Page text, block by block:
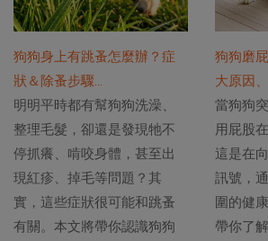
狗狗身上有跳蚤怎麼辦？症
狀＆除蚤步驟...
明明平時都有幫狗狗洗澡、
整理毛髮，卻還是發現牠不
停抓癢、啃咬身體，甚至出
現紅疹、掉毛等問題？其
實，這些症狀很可能和跳蚤
有關。本文將帶你認識狗狗
狗狗磨
大原因
當狗狗
用屁股
這是在
訊號，
圍的健
帶你了